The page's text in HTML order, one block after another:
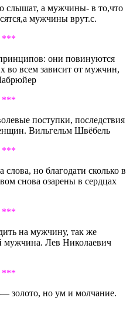
слышат, а мужчины- в то,что
мужчины врут.с.
***
они повинуются
во всем зависит от мужчин,
***
поступки, последствия
Вильгельм Швёбель
***
но благодати сколько в
снова озарены в сердцах
***
на мужчину, так же
мужчина. Лев Николаевич
***
золото, но ум и молчание.